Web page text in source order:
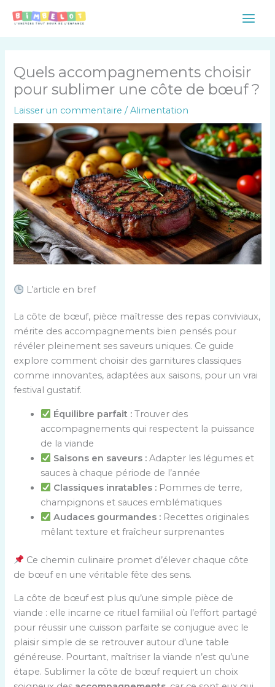
Main
Quels accompagnements choisir
pour sublimer une côte de bœuf ?
Laisser un commentaire /Alimentation
L’article en bref
La côte de bœuf, pièce maîtresse des repas conviviaux,
mérite des accompagnements bien pensés pour
révéler pleinement ses saveurs uniques. Ce guide
explore comment choisir des garnitures classiques
comme innovantes, adaptées aux saisons, pour un vrai
festival gustatif.
Équilibre parfait :Trouver des
accompagnements qui respectent la puissance
de la viande
Saisons en saveurs :Adapter les légumes et
sauces à chaque période de l’année
Classiques inratables :Pommes de terre,
champignons et sauces emblématiques
Audaces gourmandes :Recettes originales
mêlant texture et fraîcheur surprenantes
Ce chemin culinaire promet d’élever chaque côte
de bœuf en une véritable fête des sens.
La côte de bœuf est plus qu’une simple pièce de
viande : elle incarne ce rituel familial où l’effort partagé
pour réussir une cuisson parfaite se conjugue avec le
plaisir simple de se retrouver autour d’une table
généreuse. Pourtant, maîtriser la viande n’est qu’une
étape. Sublimer la côte de bœuf requiert un choix